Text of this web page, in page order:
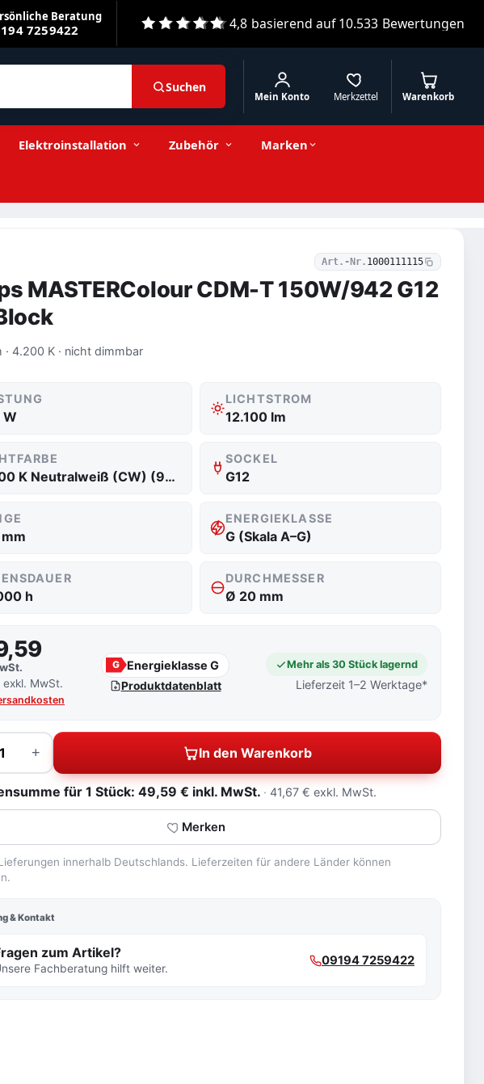
Beratung
7259422 4,8 basierend auf10.533 Bewertungen
Suchen
Merkzettel
Mein Konto Warenkorb
Elektroinstallation Zubehör Marken
Art.-Nr. 1000111115
MASTERColour CDM-T 150W/942 G12
· 4.200 K · nicht dimmbar
W
LICHTSTROM
12.100 lm
4.200 K Neutralweiß (CW) (942)
SOCKEL
G12
ENERGIEKLASSE
G (Skala A–G)
h
DURCHMESSER
Ø 20 mm
exkl. MwSt.
G Energieklasse G
Produktdatenblatt
Mehr als 30 Stück lagernd
Lieferzeit 1–2 Werktage*
+ In den Warenkorb
für 1 Stück: 49,59 € inkl. MwSt. 41,67 € exkl. MwSt.
Merken
innerhalb Deutschlands. Lieferzeiten für andere Länder können
& Kontakt
zum Artikel?
Fachberatung hilft weiter.
09194 7259422
−
Stückzahl + 49,59 € inkl. MwSt. In den Warenkorb